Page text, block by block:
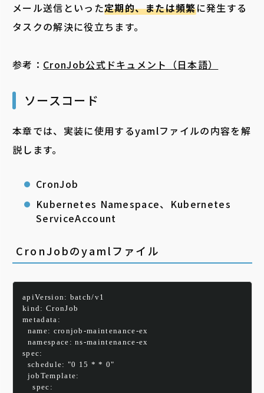
メール送信といった定期的、または頻繁に発生する
タスクの解決に役立ちます。
参考： CronJob公式ドキュメント（日本語）
ソースコード
本章では、実装に使用するyamlファイルの内容を解
説します。
CronJob
Kubernetes Namespace、Kubernetes
ServiceAccount
CronJobのyamlファイル
apiVersion: batch/v1
kind: CronJob
metadata:
name: cronjob-maintenance-ex
namespace: ns-maintenance-ex
spec:
schedule: "0 15 * * 0"
jobTemplate:
spec: